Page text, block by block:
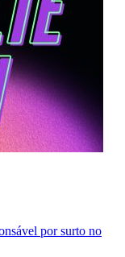
por surto no